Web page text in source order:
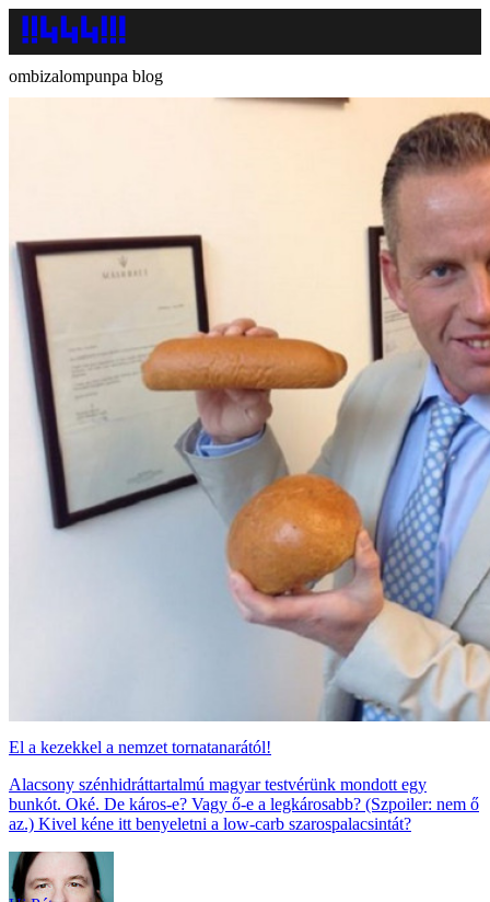
ombizalompunpa blog
El a kezekkel a nemzet tornatanarától!
Alacsony szénhidráttartalmú magyar testvérünk mondott egy
bunkót. Oké. De káros-e? Vagy ő-e a legkárosabb? (Szpoiler: nem ő
az.) Kivel kéne itt benyeletni a low-carb szarospalacsintát?